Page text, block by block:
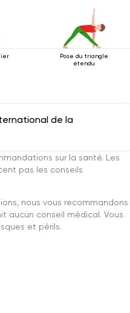
Pose du triangle
étendu
de la
sur la santé. Les
pas les conseils
nous vous recommandons
aucun conseil médical. Vous
et périls.